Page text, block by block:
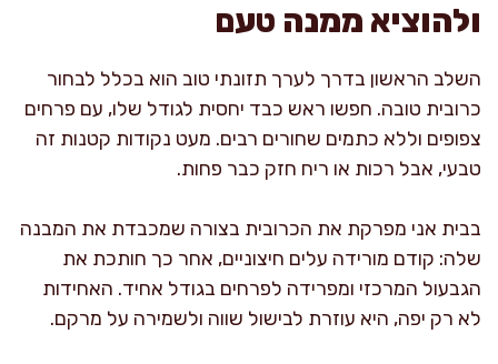
ולהוציא ממנה טעם
השלב הראשון בדרך לערך תזונתי טוב הוא בכלל לבחור
כרובית טובה. חפשו ראש כבד יחסית לגודל שלו, עם פרחים
צפופים וללא כתמים שחורים רבים. מעט נקודות קטנות זה
טבעי, אבל רכות או ריח חזק כבר פחות.
בבית אני מפרקת את הכרובית בצורה שמכבדת את המבנה
שלה: קודם מורידה עלים חיצוניים, אחר כך חותכת את
הגבעול המרכזי ומפרידה לפרחים בגודל אחיד. האחידות
לא רק יפה, היא עוזרת לבישול שווה ולשמירה על מרקם.